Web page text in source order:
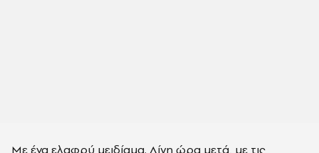
Με ένα ελαφρύ μειδίαμα. Λίγη ώρα μετά, με τις